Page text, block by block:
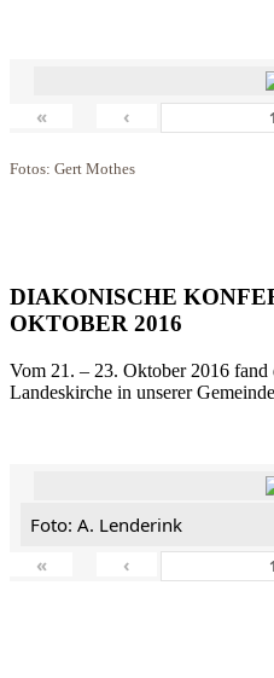
« ‹
Fotos: Gert Mothes
DIAKONISCHE
OKTOBER 2016
Vom 21. – 23. Oktober 2016
Landeskirche in unserer
Foto: A. Lenderink
«
‹